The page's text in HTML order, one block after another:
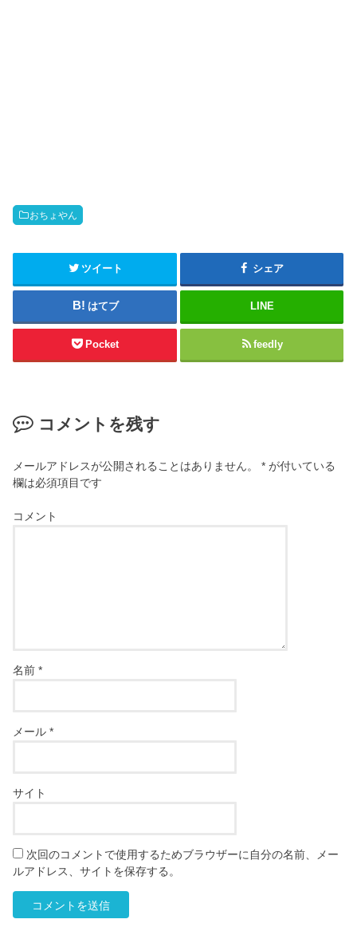
おちょやん
ツイート シェア
はてブ LINE
Pocket feedly
コメントを残す
メールアドレスが公開されることはありません。 * が付いている
欄は必須項目です
コメント
名前*
メール*
サイト
次回のコメントで使用するためブラウザーに自分の名前、メー
ルアドレス、サイトを保存する。